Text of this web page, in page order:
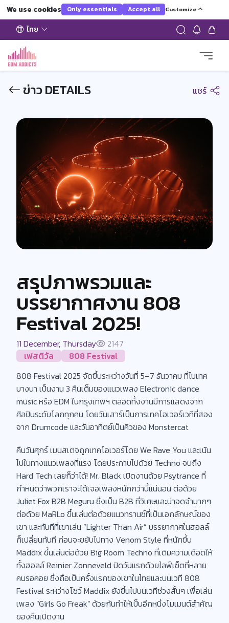
We use cookies Only essentials Accept all Customize
ไทย
ข่าว DETAILS แชร์
สรุปภาพรวมและ
บรรยากาศงาน 808
Festival 2025!
11 December, Thursday
2147
เฟสติวัล
808 Festival
808 Festival 2025 จัดขึ้นระหว่างวันที่ 5–7 ธันวาคม ที่ไบเทค
บางนา เป็นงาน 3 คืนเต็มของแนวเพลง Electronic dance
music หรือ EDM ในกรุงเทพฯ ตลอดทั้งงานมีการแสดงจาก
ศิลปินระดับโลกทุกคน โดยวันเสาร์เป็นการเทคโอเวอร์เวทีที่สอง
จาก Drumcode และวันอาทิตย์เป็นคิวของ Monstercat
คืนวันศุกร์ เมนสเตจถูกเทคโอเวอร์โดย We Rave You และเน้น
ไปในทางแนวเพลงที่แรง โดยประกาบไปด้วย Techno จนถึง
Hard Tech เลยก็ว่าได้! Mr. Black เปิดงานด้วย Psytrance ที่
กำหนดว่าพวกเราจะได้เจอเพลงหนักกว่านี้แน่นอน ต่อด้วย
Juliet Fox B2B Meguru ซึ่งเป็น B2B ที่วิเศษและน่าจดจำมากๆ
ต่อด้วย MaRLo ขึ้นเล่นต่อด้วยแนวทรานซ์ที่เป็นเอกลักษณ์ของ
เขา และทันทีที่เขาเล่น “Lighter Than Air” บรรยากาศในฮอลล์
ก็เปลี่ยนทันที ก่อนจะขยับไปทาง Venom Style ที่หนักขึ้น
Maddix ขึ้นเล่นต่อด้วย Big Room Techno ที่เติมความเดือดให้
ทั้งฮอลล์ Reinier Zonneveld ปิดวันแรกด้วยไลฟ์เซ็ตที่หลาย
คนรอคอย ซึ่งถือเป็นครั้งแรกของเขาในไทยและบนเวที 808
Festival ระหว่างโชว์ Maddix ยังขึ้นไปบนเวทีช่วงสั้นๆ เพื่อเล่น
เพลง "Girls Go Freak" ด้วยกันทำให้เป็นอีกหนึ่งโมเมนต์สำคัญ
ของคืนเปิดงาน